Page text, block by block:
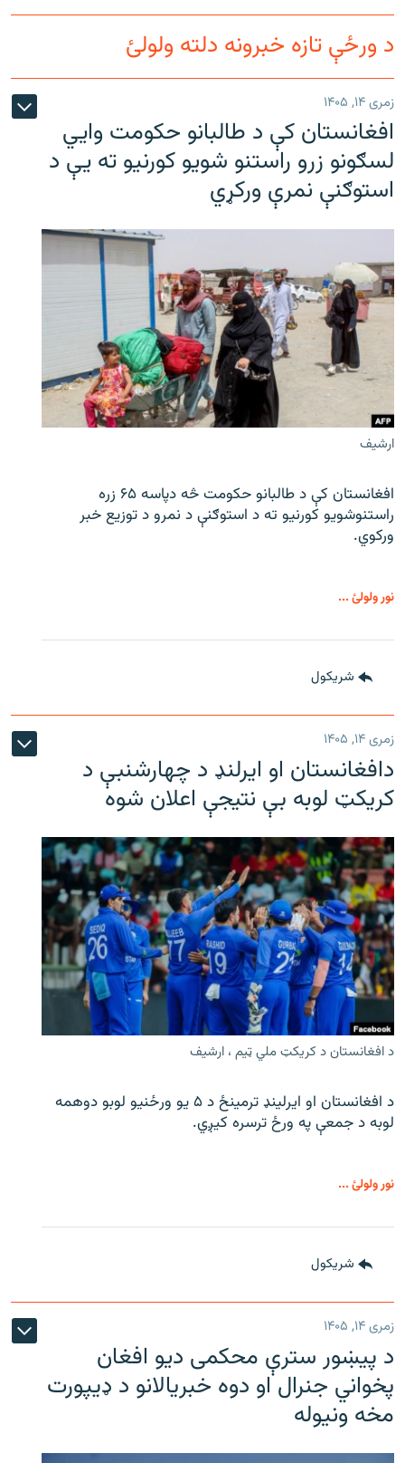
د ورځې تازه خبرونه دلته ولولئ
زمری ۱۴, ۱۴۰۵
افغانستان کې د طالبانو حکومت وايي
لسګونو زرو راستنو شویو کورنیو ته یې د
استوګنې نمرې ورکړي
ارشیف
افغانستان کې د طالبانو حکومت څه دپاسه ۶۵ زره
راستنوشویو کورنیو ته د استوګنې د نمرو د توزیع خبر
ورکوي.
نور ولولئ ...
شريکول
زمری ۱۴, ۱۴۰۵
دافغانستان او ایرلنډ د چهارشنبې د
کریکټ لوبه بې نتیجې اعلان شوه
د افغانستان د کریکټ ملي ټیم ، ارشیف
د افغانستان او ایرلینډ ترمینځ د ۵ یو ورځنیو لوبو دوهمه
لوبه د جمعې په ورځ ترسره کیږي.
نور ولولئ ...
شريکول
زمری ۱۴, ۱۴۰۵
د پیښور سترې محکمی دیو افغان
پخواني جنرال او دوه خبریالانو د ډیپورت
مخه ونیوله